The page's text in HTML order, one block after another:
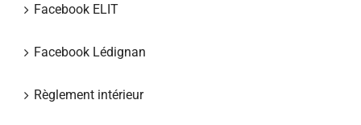
Facebook ELIT
Facebook Lédignan
Règlement intérieur